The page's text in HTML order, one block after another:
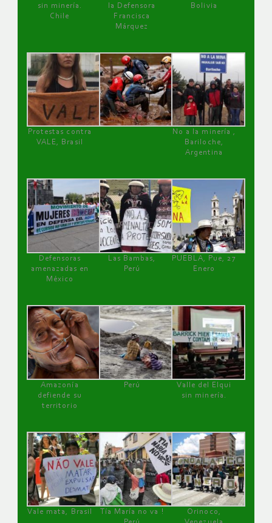
sin minería.
Chile
la Defensora
Francisca
Márquez
Bolivia
Protestas contra
VALE, Brasil
No a la minería ,
Bariloche,
Argentina
Defensoras
amenazadas en
México
Las Bambas,
Perú
PUEBLA, Pue, 27
Enero
Amazonía
defiende su
territorio
Perú
Valle del Elqui
sin minería.
Vale mata, Brasil
Tía María no va !
Orinoco,